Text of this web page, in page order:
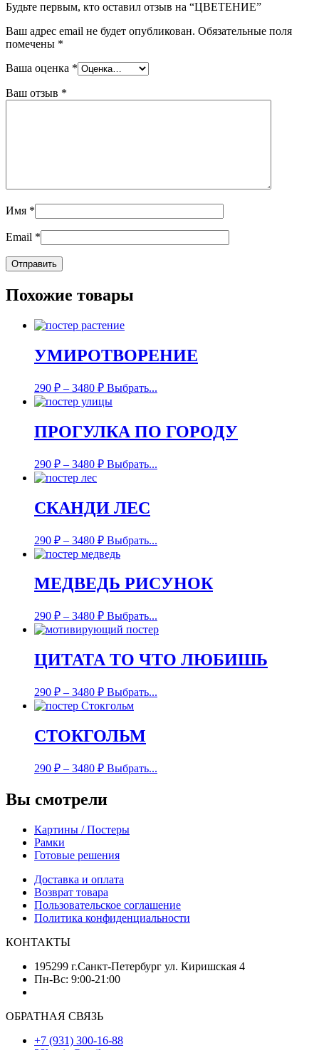
Будьте первым, кто оставил отзыв на “ЦВЕТЕНИЕ”
Ваш адрес email не будет опубликован. Обязательные поля
помечены *
Ваша оценка *
Ваш отзыв *
Имя *
Email *
Похожие товары
УМИРОТВОРЕНИЕ
290 ₽ – 3480 ₽ Выбрать...
ПРОГУЛКА ПО ГОРОДУ
290 ₽ – 3480 ₽ Выбрать...
СКАНДИ ЛЕС
290 ₽ – 3480 ₽ Выбрать...
МЕДВЕДЬ РИСУНОК
290 ₽ – 3480 ₽ Выбрать...
ЦИТАТА ТО ЧТО ЛЮБИШЬ
290 ₽ – 3480 ₽ Выбрать...
СТОКГОЛЬМ
290 ₽ – 3480 ₽ Выбрать...
Вы смотрели
Картины / Постеры
Рамки
Готовые решения
Доставка и оплата
Возврат товара
Пользовательское соглашение
Политика конфиденциальности
КОНТАКТЫ
195299 г.Санкт-Петербург ул. Киришская 4
Пн-Вс: 9:00-21:00
ОБРАТНАЯ СВЯЗЬ
+7 (931) 300-16-88